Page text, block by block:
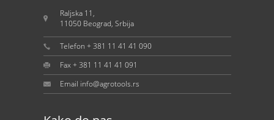
Raljska 11,
11050 Beograd, Srbija
Telefon + 381 11 41 41 090
Fax + 381 11 41 41 091
Email info@agrotools.rs